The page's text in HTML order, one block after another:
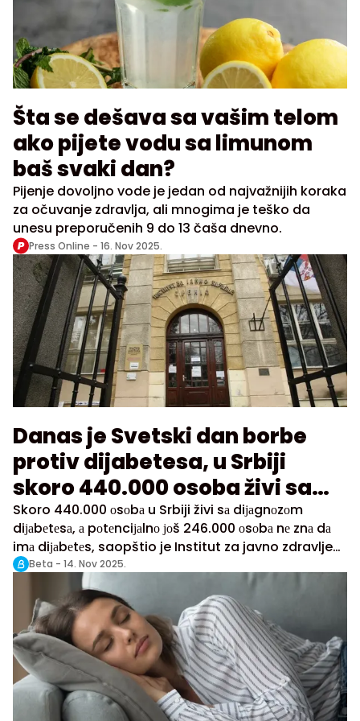
Šta se dešava sa vašim telom
ako pijete vodu sa limunom
baš svaki dan?
Pijenje dovoljno vode je jedan od najvažnijih koraka
za očuvanje zdravlja, ali mnogima je teško da
unesu preporučenih 9 do 13 čaša dnevno.
Press Online - 16. Nov 2025.
Danas je Svetski dan borbe
protiv dijabetesa, u Srbiji
skoro 440.000 osoba živi sa
dijabetesom
Skoro 440.000 оsоbа u Srbiji živi sа diјаgnоzоm
diјаbеtеsа, а pоtеnciјаlnо јоš 246.000 оsоbа nе znа dа
imа diјаbеtеs, saopštio je Institut za javno zdravlje
Srbije "Dr Milan Jovanović Batut" povodom
Svetskog dana dijabetesa koji se obeležava
danas.
Beta - 14. Nov 2025.